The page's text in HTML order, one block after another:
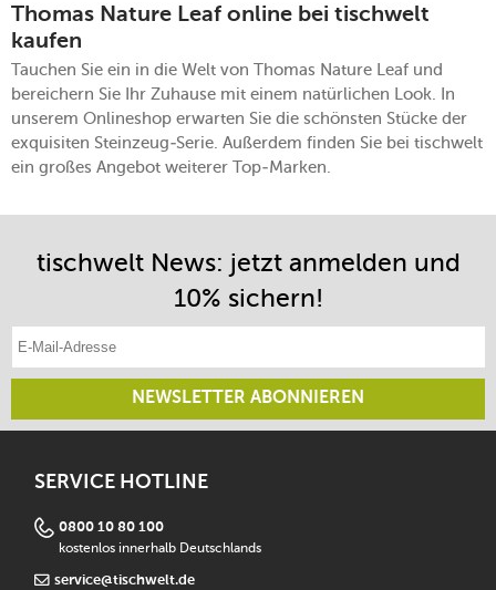
Thomas Nature Leaf online bei tischwelt
kaufen
Tauchen Sie ein in die Welt von Thomas Nature Leaf und
bereichern Sie Ihr Zuhause mit einem natürlichen Look. In
unserem Onlineshop erwarten Sie die schönsten Stücke der
exquisiten Steinzeug-Serie. Außerdem finden Sie bei tischwelt
ein großes Angebot weiterer Top-Marken.
tischwelt News: jetzt anmelden und
10% sichern!
E-Mail-Adresse eintragen
NEWSLETTER ABONNIEREN
SERVICE HOTLINE
0800 10 80 100
kostenlos innerhalb Deutschlands
service@tischwelt.de